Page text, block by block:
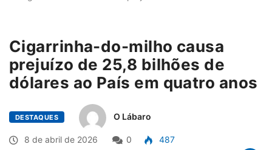
Cigarrinha-do-milho causa
prejuízo de 25,8 bilhões de
dólares ao País em quatro anos
DESTAQUES O Lábaro
8 de abril de 2026 0
487